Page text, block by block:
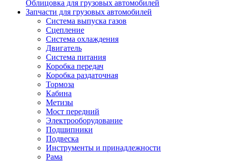
Облицовка для грузовых автомобилей
Запчасти для грузовых автомобилей
Система выпуска газов
Сцепление
Система охлаждения
Двигатель
Система питания
Коробка передач
Коробка раздаточная
Тормоза
Кабина
Метизы
Мост передний
Электрооборудование
Подшипники
Подвеска
Инструменты и принадлежности
Рама